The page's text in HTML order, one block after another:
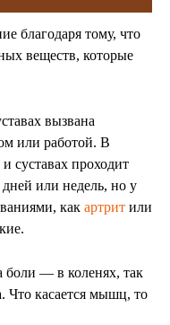
благодаря тому, что
веществ, которые
вызвана
или работой. В
суставах проходит
дней или недель, но у
как артрит или
боли — в коленях, так
Что касается мышц, то